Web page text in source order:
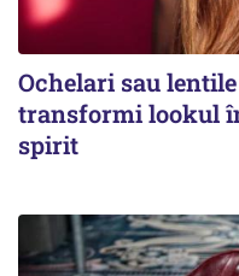
Ochelari sau
transformi lookul
spirit